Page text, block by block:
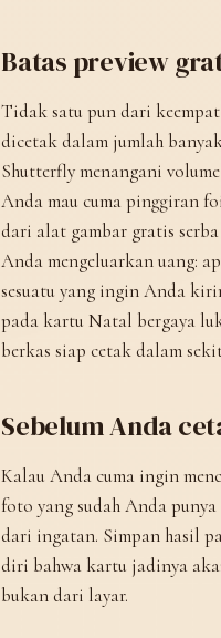
Batas preview
Tidak satu pun dari
dicetak dalam jumlah
Shutterfly menangani
Anda mau cuma pinggiran
dari alat gambar gratis
Anda mengeluarkan uang:
sesuatu yang ingin Anda
pada kartu Natal bergaya
berkas siap cetak dalam
Sebelum Anda
Kalau Anda cuma ingin
foto yang sudah Anda
dari ingatan. Simpan hasil
diri bahwa kartu jadinya
bukan dari layar.